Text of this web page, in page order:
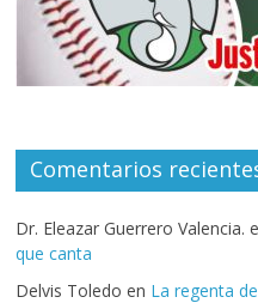
Comentarios
Dr. Eleazar Guerrero Valencia.
que canta
Delvis Toledo en La regenta